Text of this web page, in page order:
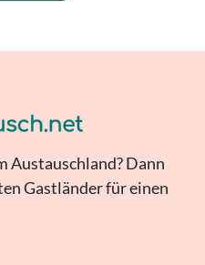
Austauschland? Dann
Gastländer für einen